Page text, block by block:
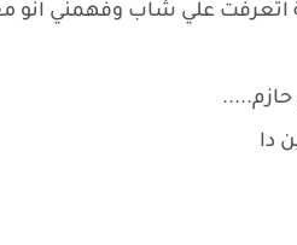
اتعرفت علي شاب وفهمني انو
دا